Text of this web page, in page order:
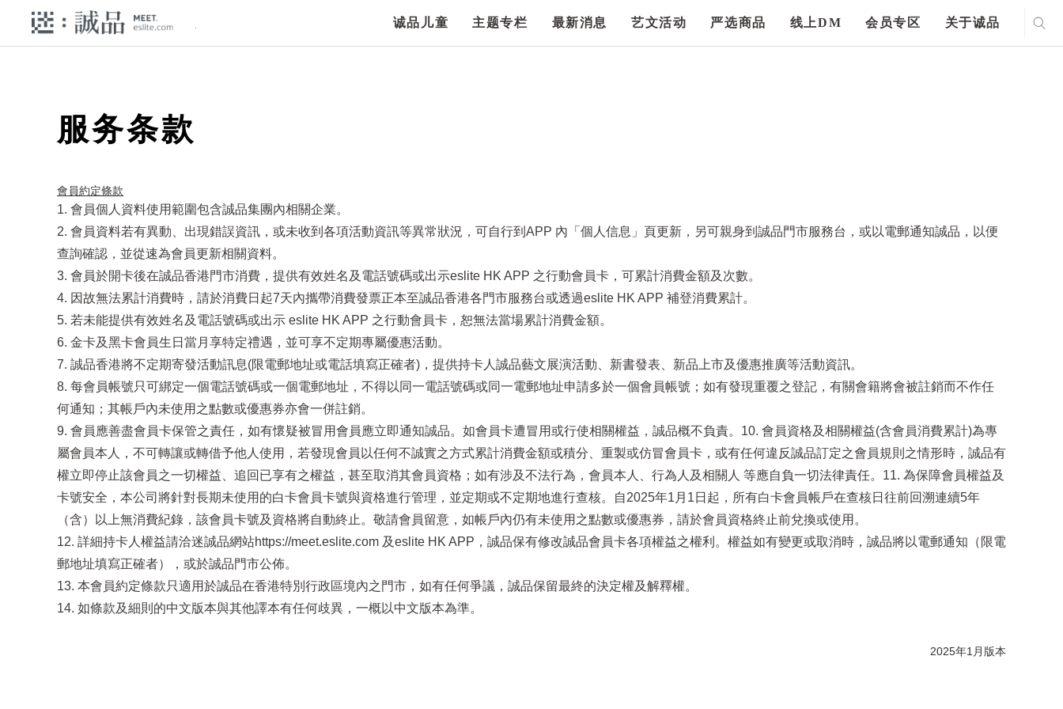
诚品儿童 主题专栏 最新消息 艺文活动 严选商品 线上DM 会员专区 关于诚品
服务条款
會員約定條款​
1. 會員個人資料使用範圍包含誠品集團內相關企業。
2. 會員資料若有異動、出現錯誤資訊，或未收到各項活動資訊等異常狀況，可自行到APP 內「個人信息」頁更新，另可親身到誠品門市服務台，或以電郵通知誠品，以便
查詢確認，並從速為會員更新相關資料。
3. 會員於開卡後在誠品香港門市消費，提供有效姓名及電話號碼或出示eslite HK APP 之行動會員卡，可累計消費金額及次數。
4. 因故無法累計消費時，請於消費日起7天內攜帶消費發票正本至誠品香港各門市服務台或透過eslite HK APP 補登消費累計。
5. 若未能提供有效姓名及電話號碼或出示 eslite HK APP 之行動會員卡，恕無法當場累計消費金額。
6. 金卡及黑卡會員生日當月享特定禮遇，並可享不定期專屬優惠活動。
7. 誠品香港將不定期寄發活動訊息(限電郵地址或電話填寫正確者)，提供持卡人誠品藝文展演活動、新書發表、新品上市及優惠推廣等活動資訊。
8. 每會員帳號只可綁定一個電話號碼或一個電郵地址，不得以同一電話號碼或同一電郵地址申請多於一個會員帳號；如有發現重覆之登記，有關會籍將會被註銷而不作任
何通知；其帳戶內未使用之點數或優惠券亦會一併註銷。
9. 會員應善盡會員卡保管之責任，如有懷疑被冒用會員應立即通知誠品。如會員卡遭冒用或行使相關權益，誠品概不負責。10. 會員資格及相關權益(含會員消費累計)為專
屬會員本人，不可轉讓或轉借予他人使用，若發現會員以任何不誠實之方式累計消費金額或積分、重製或仿冒會員卡，或有任何違反誠品訂定之會員規則之情形時，誠品有
權立即停止該會員之一切權益、追回已享有之權益，甚至取消其會員資格；如有涉及不法行為，會員本人、行為人及相關人 等應自負一切法律責任。11. 為保障會員權益及
卡號安全，本公司將針對長期未使用的白卡會員卡號與資格進行管理，並定期或不定期地進行查核。自2025年1月1日起，所有白卡會員帳戶在查核日往前回溯連續5年
（含）以上無消費紀錄，該會員卡號及資格將自動終止。敬請會員留意，如帳戶內仍有未使用之點數或優惠券，請於會員資格終止前兌換或使用。
12. 詳細持卡人權益請洽迷誠品網站https://meet.eslite.com 及eslite HK APP，誠品保有修改誠品會員卡各項權益之權利。權益如有變更或取消時，誠品將以電郵通知（限電
郵地址填寫正確者），或於誠品門市公佈。
13. 本會員約定條款只適用於誠品在香港特別行政區境內之門市，如有任何爭議，誠品保留最終的決定權及解釋權。
14. 如條款及細則的中文版本與其他譯本有任何歧異，一概以中文版本為準。
2025年1月版本